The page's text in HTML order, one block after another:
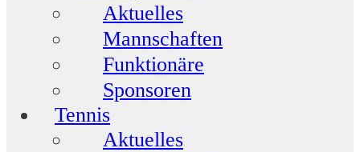
Aktuelles
Mannschaften
Funktionäre
Sponsoren
Tennis
Aktuelles